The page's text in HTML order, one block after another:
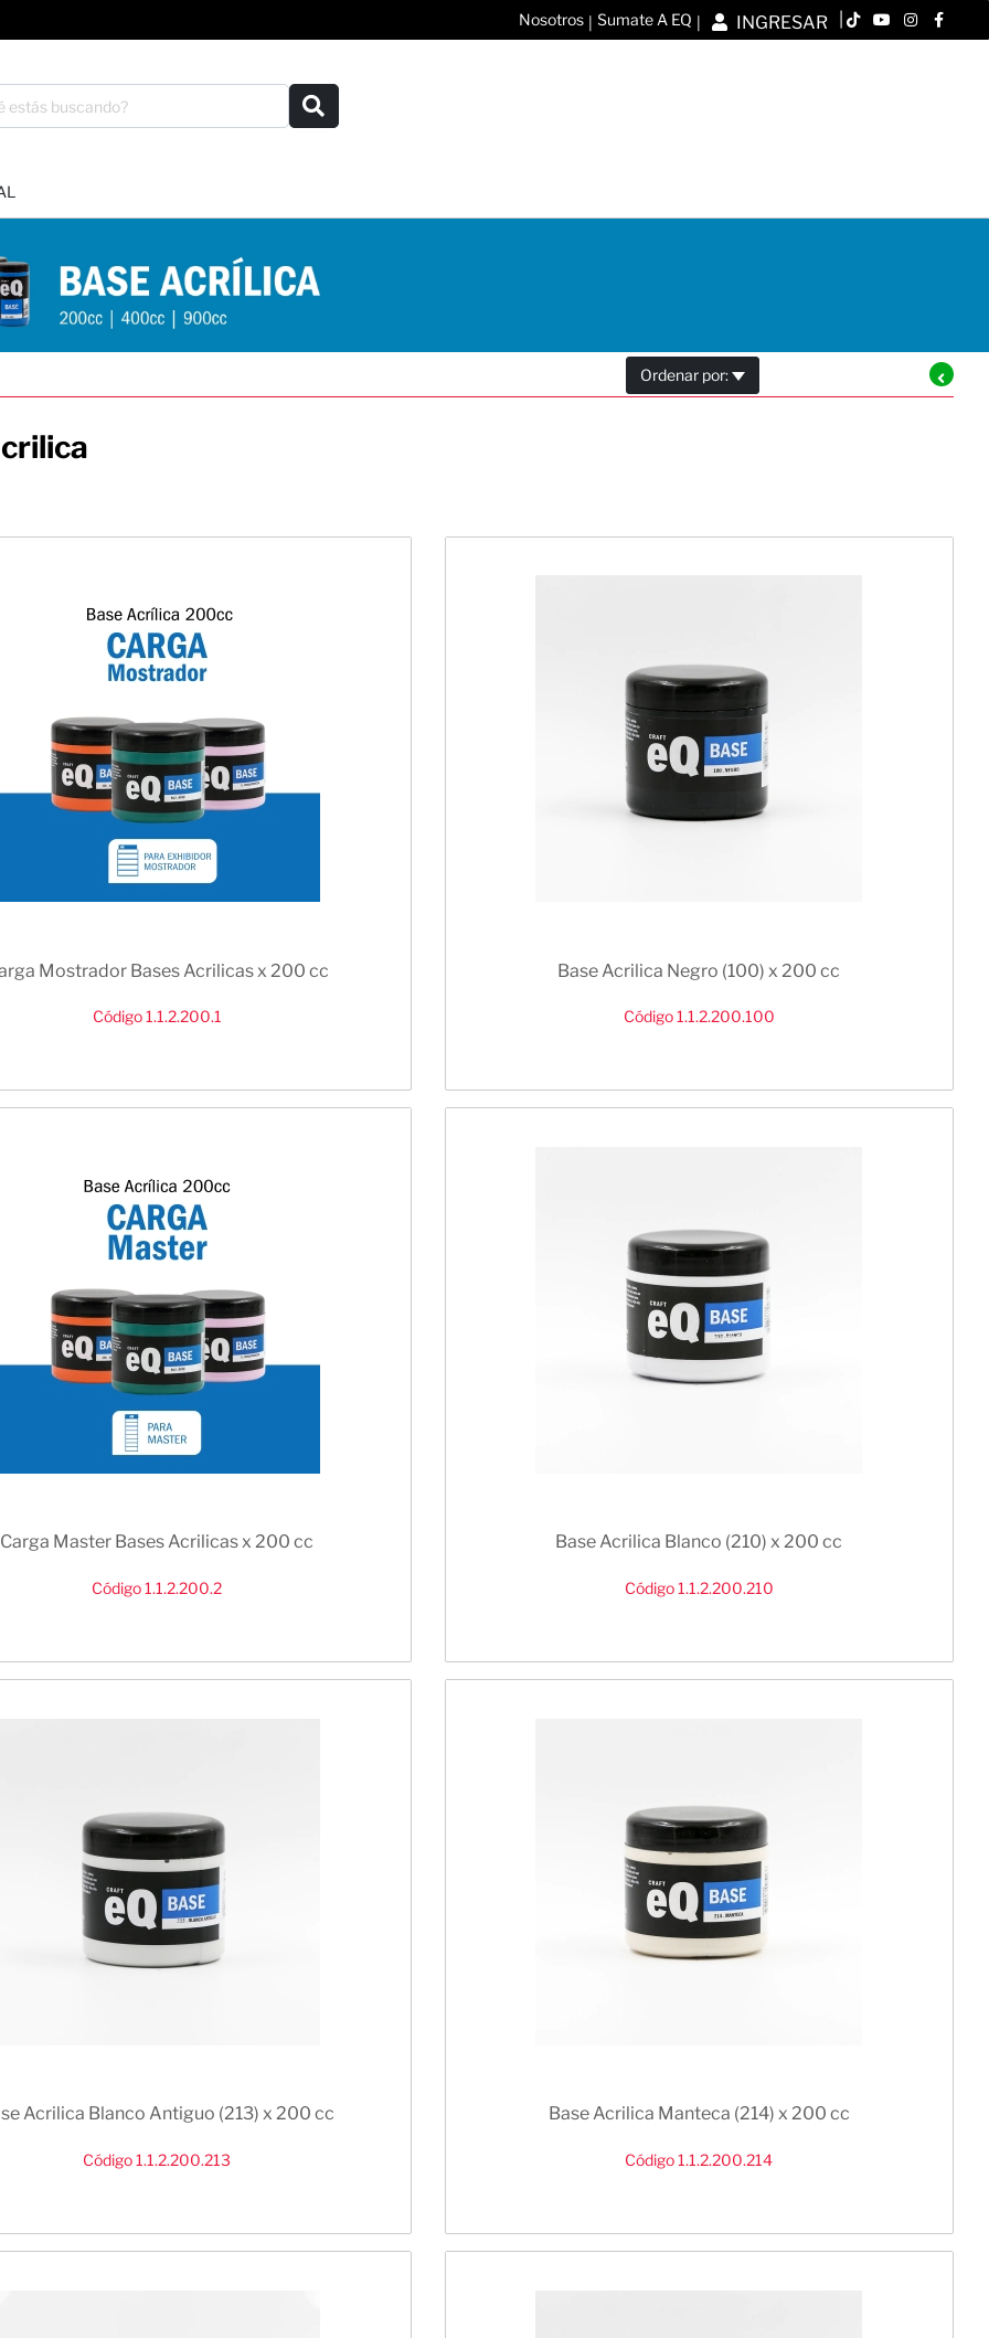
Nosotros | Sumate A EQ | INGRESAR
Ordenar por:
Mostrador Bases Acrilicas x 200 cc
Código 1.1.2.200.1
Base Acrilica Negro (100) x 200 cc
Código 1.1.2.200.100
Carga Master Bases Acrilicas x 200 cc
Código 1.1.2.200.2
Base Acrilica Blanco (210) x 200 cc
Código 1.1.2.200.210
Acrilica Blanco Antiguo (213) x 200 cc
Código 1.1.2.200.213
Base Acrilica Manteca (214) x 200 cc
Código 1.1.2.200.214